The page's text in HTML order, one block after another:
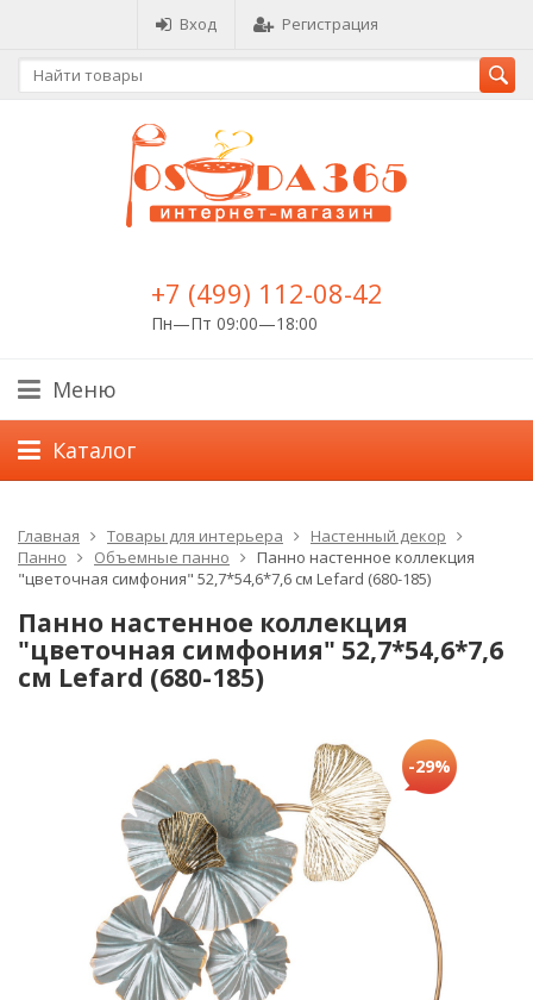
Вход Регистрация
+7 (499) 112-08-42
Пн—Пт 09:00—18:00
Меню
Каталог
Главная Товары для интерьера
Настенный декор
Панно
Объемные панно
Панно настенное коллекция
"цветочная симфония" 52,7*54,6*7,6 см Lefard (680-185)
Панно настенное коллекция
"цветочная симфония" 52,7*54,6*7,6
см Lefard (680-185)
-29%